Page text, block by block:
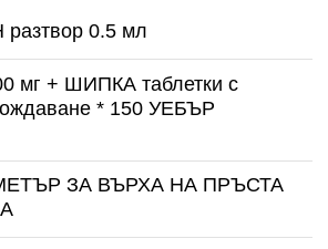
0.5 мл
мг + ШИПКА таблетки с
* 150 УЕБЪР
ЗА ВЪРХА НА ПРЪСТА